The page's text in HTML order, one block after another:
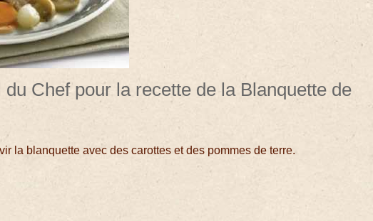
du Chef pour la recette de la Blanquette de
la blanquette avec des carottes et des pommes de terre.